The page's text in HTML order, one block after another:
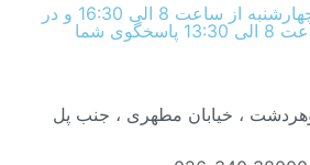
ماهبدپرواز از شنبه تا چهارشنبه از ساعت 8 الی 16:30 و در
روزهای پنجشنبه از ساعت 8 الی 13:30 پاسخگوی شما
، خیابان مطهری ، جنب پل